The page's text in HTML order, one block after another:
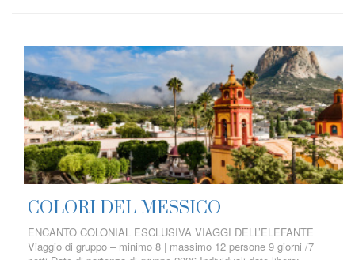
COLORI DEL MESSICO
ENCANTO COLONIAL ESCLUSIVA VIAGGI DELL’ELEFANTE
Viaggio di gruppo – minimo 8 | massimo 12 persone 9 giorni /7